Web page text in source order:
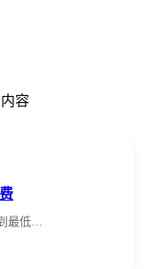
容
最低…